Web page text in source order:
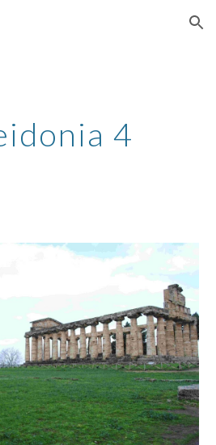
Skip to navigation
4